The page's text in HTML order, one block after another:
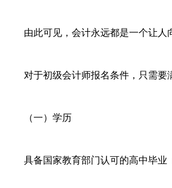
由此可见，会计永远都是一个让人
对于初级会计师报名条件，只需要
（一）学历
具备国家教育部门认可的高中毕业